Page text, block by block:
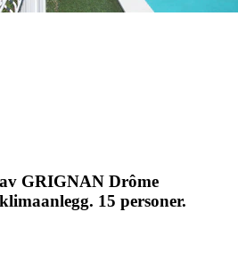
GRIGNAN Drôme
15 personer.